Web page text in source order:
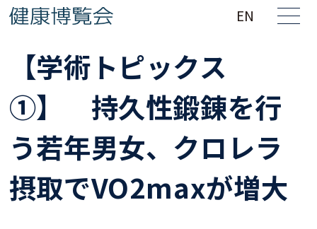
EN
【学術トピックス
①】 持久性鍛錬を行
う若年男女、クロレラ
摂取でVO2maxが増大